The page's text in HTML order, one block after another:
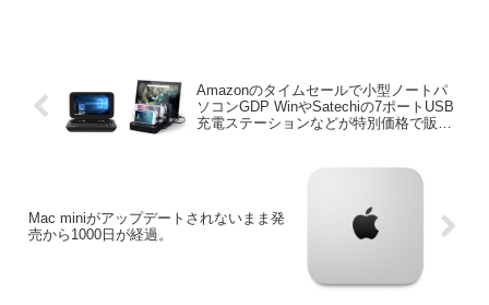
Amazonのタイムセールで小型ノートパ
ソコンGDP WinやSatechiの7ポートUSB
充電ステーションなどが特別価格で販売
Mac miniがアップデートされないまま発
売から1000日が経過。